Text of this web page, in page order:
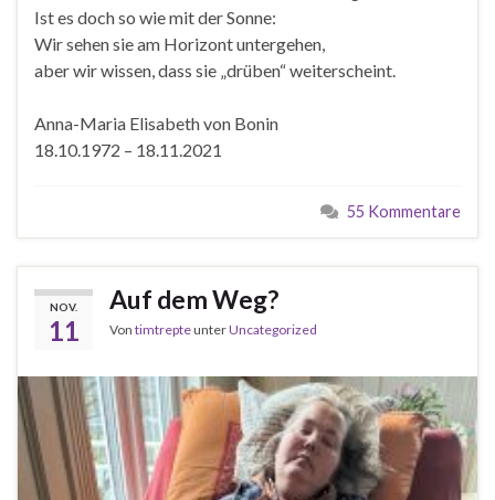
Ist es doch so wie mit der Sonne:
Wir sehen sie am Horizont untergehen,
aber wir wissen, dass sie „drüben“ weiterscheint.
Anna-Maria Elisabeth von Bonin
18.10.1972 – 18.11.2021
55 Kommentare
NOV.
11
Auf dem Weg?
Von timtrepteunterUncategorized